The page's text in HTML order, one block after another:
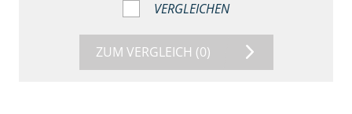
VERGLEICHEN
ZUM VERGLEICH (0)